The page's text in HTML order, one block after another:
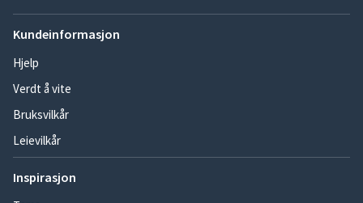
Kundeinformasjon
Hjelp
Verdt å vite
Bruksvilkår
Leievilkår
Inspirasjon